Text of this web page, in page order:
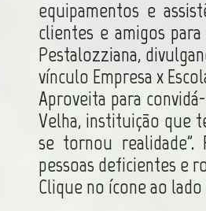
equipamentos e
clientes e amigos
Pestalozziana,
vínculo Empresa x
Aproveita para
Velha, instituição que
se tornou
pessoas deficientes e
Clique no ícone ao